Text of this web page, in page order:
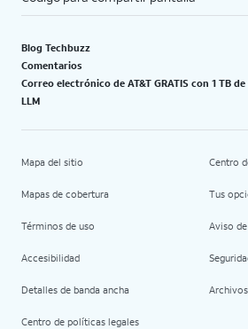
Blog Techbuzz
Comentarios
Correo electrónico de AT&T GRATIS con 1 TB
LLM
Mapa del sitio
Mapas de cobertura
Términos de uso
Accesibilidad
Detalles de banda ancha
Centro de políticas legales
Centro
Tus
Aviso